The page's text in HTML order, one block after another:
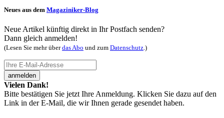
Neues aus dem Magaziniker-Blog
Neue Artikel künftig direkt in Ihr Postfach senden?
Dann gleich anmelden!
(Lesen Sie mehr überdas Abo und zum Datenschutz.)
anmelden
Vielen Dank!
Bitte bestätigen Sie jetzt Ihre Anmeldung. Klicken Sie dazu auf den
Link in der E-Mail, die wir Ihnen gerade gesendet haben.